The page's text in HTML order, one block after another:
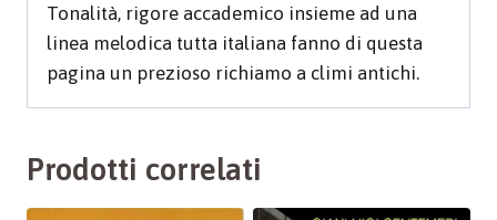
Tonalità, rigore accademico insieme ad una
linea melodica tutta italiana fanno di questa
pagina un prezioso richiamo a climi antichi.
Prodotti correlati